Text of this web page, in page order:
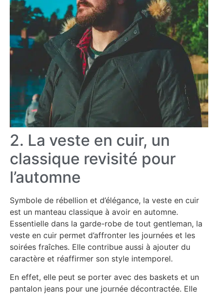
2. La veste en cuir, un
classique revisité pour
l’automne
Symbole de rébellion et d’élégance, la veste en cuir
est un manteau classique à avoir en automne.
Essentielle dans la garde-robe de tout gentleman, la
veste en cuir permet d’affronter les journées et les
soirées fraîches. Elle contribue aussi à ajouter du
caractère et réaffirmer son style intemporel.
En effet, elle peut se porter avec des baskets et un
pantalon jeans pour une journée décontractée. Elle